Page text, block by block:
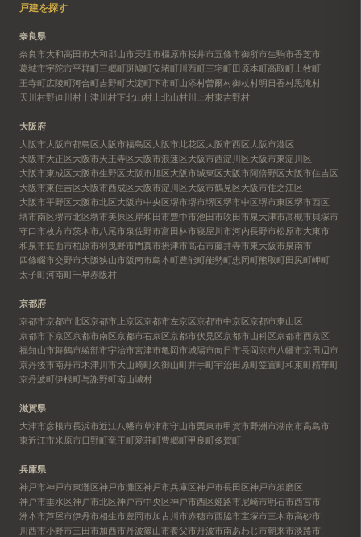
戸建を探す
奈良県
奈良市大和高田市大和郡山市天理市橿原市桜井市五條市御所市生駒市香芝市
葛城市宇陀市平群町三郷町斑鳩町安堵町川西町三宅町田原本町高取町 上牧町
王寺町広陵町河合町吉野町大淀町下市町山添村曽爾村御杖村明日香村黒滝村
天川村野迫川村十津川村下北山村 上北山村川上村東吉野村
大阪府
大阪市大阪市都島区大阪市福島区大阪市此花区大阪市西区大阪市港区
大阪市大正区大阪市天王寺区大阪市浪速区大阪市西淀川区大阪市東淀川区
大阪市東成区大阪市生野区大阪市旭区大阪市城東区大阪市阿倍野区大阪市住吉区
大阪市東住吉区大阪市西成区大阪市淀川区大阪市鶴見区大阪市住之江区
大阪市平野区大阪市北区大阪市中央区堺市堺市堺区堺市中区堺市東区堺市西区
堺市南区堺市北区堺市美原区岸和田市豊中市池田市吹田市泉大津市高槻市 貝塚市
守口市枚方市茨木市八尾市泉佐野市富田林市寝屋川市河内長野市松原市大東市
和泉市箕面市柏原市羽曳野市門真市摂津市高石市藤井寺市東大阪市泉南市
四條畷市交野市大阪狭山市阪南市島本町豊能町能勢町忠岡町熊取町田尻町岬町
太子町河南町千早赤阪村
京都府
京都市京都市北区京都市上京区京都市左京区京都市中京区京都市東山区
京都市下京区京都市南区京都市右京区京都市伏見区京都市山科区京都市西京区
福知山市舞鶴市綾部市宇治市宮津市亀岡市城陽市向日市長岡京市八幡市京田辺市
京丹後市南丹市木津川市大山崎町久御山町井手町宇治田原町笠置町和束町精華町
京丹波町伊根町与謝野町南山城村
滋賀県
大津市彦根市長浜市近江八幡市草津市守山市栗東市甲賀市野洲市湖南市高島市
東近江市米原市日野町竜王町愛荘町豊郷町甲良町多賀町
兵庫県
神戸市神戸市東灘区神戸市灘区神戸市兵庫区神戸市長田区神戸市須磨区
神戸市垂水区神戸市北区神戸市中央区神戸市西区姫路市尼崎市明石市西宮市
洲本市芦屋市伊丹市相生市豊岡市加古川市赤穂市西脇市宝塚市三木市高砂市
川西市小野市三田市加西市丹波篠山市養父市丹波市南あわじ市朝来市淡路市